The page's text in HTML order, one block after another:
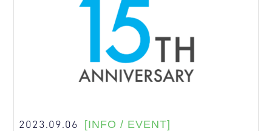
2023.09.06 [INFO / EVENT]